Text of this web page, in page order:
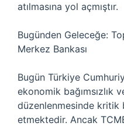
atılmasına yol açmıştır.
Bugünden Geleceğe:
Merkez Bankası
Bugün Türkiye
ekonomik bağımsızlık
düzenlenmesinde kritik
etmektedir. Ancak